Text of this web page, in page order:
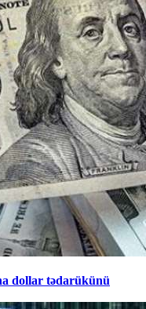
dollar tədarükünü